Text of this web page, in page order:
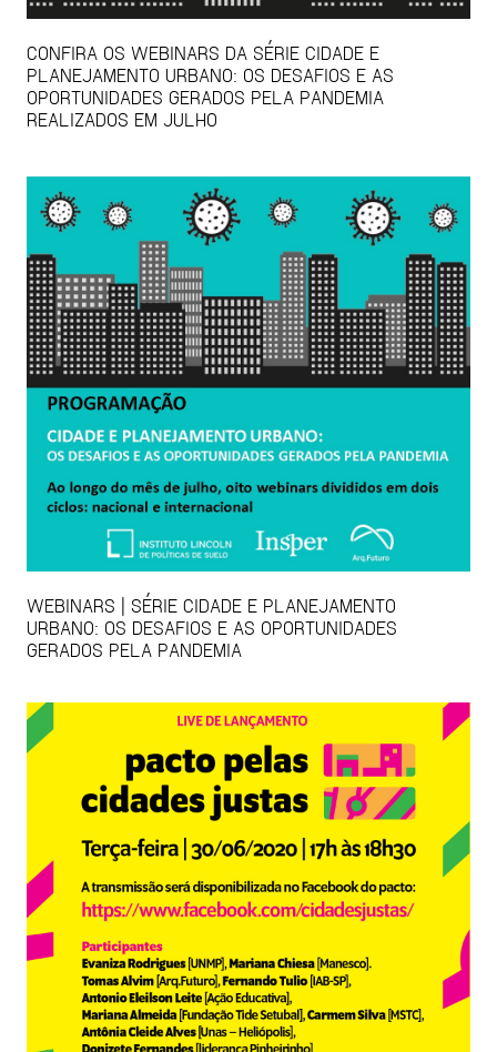
CONFIRA OS WEBINARS DA SÉRIE CIDADE E
PLANEJAMENTO URBANO: OS DESAFIOS E AS
OPORTUNIDADES GERADOS PELA PANDEMIA
REALIZADOS EM JULHO
WEBINARS | SÉRIE CIDADE E PLANEJAMENTO
URBANO: OS DESAFIOS E AS OPORTUNIDADES
GERADOS PELA PANDEMIA